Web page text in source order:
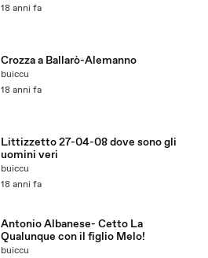
18 anni fa
Crozza a Ballarò-Alemanno
buiccu
18 anni fa
Littizzetto 27-04-08 dove sono gli
uomini veri
buiccu
18 anni fa
Antonio Albanese- Cetto La
Qualunque con il figlio Melo!
buiccu